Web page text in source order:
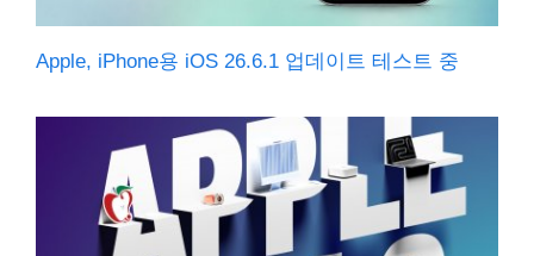
Apple, iPhone용 iOS 26.6.1 업데이트 테스트 중